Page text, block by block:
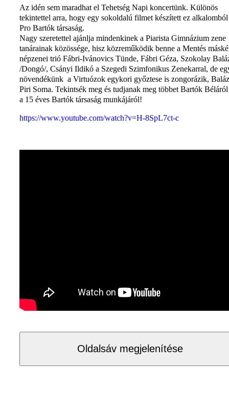
Az idén sem maradhat el Tehetség Napi koncertünk. Különös
tekintettel arra, hogy egy sokoldalú filmet készített ez alkalomból
Pro Bartók társaság.
Nagy szeretettel ajánlja mindenkinek a Piarista Gimnázium zene
tanárainak közössége, hisz közreműködik benne a Mentés
népzenei trió Fábri-Ivánovics Tünde, Fábri Géza, Szokolay
/Dongó/, Csányi Ildikó a Szegedi Szimfonikus Zenekarral, de
növendékünk a Virtuózok egykori győztese is zongorázik,
Piri Soma. Tekintsék meg és tudjanak meg többet Bartók Béláról
a 15 éves Bartók társaság munkájáról!
https://www.youtube.com/watch?v=H-8SpL7ct-c
Oldalsáv megjelenítése